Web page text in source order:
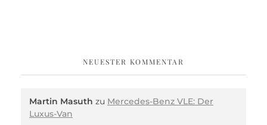
NEUESTER KOMMENTAR
Martin Masuth zu Mercedes-Benz VLE: Der
Luxus-Van